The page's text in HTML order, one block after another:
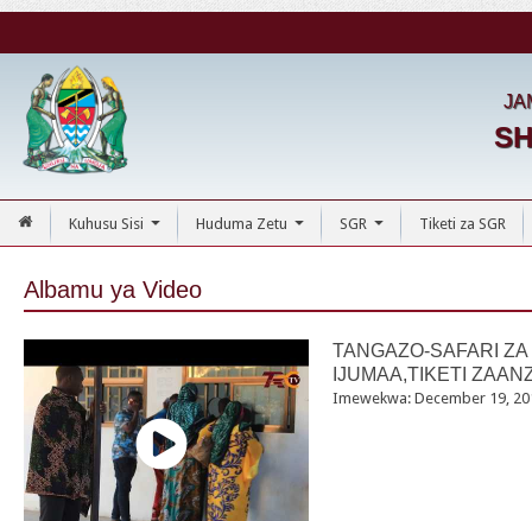
Kuhusu Sisi
Huduma Zetu
SGR
Tiketi za SGR
Albamu ya Video
TANGAZO-SAFARI
IJUMAA,TIKETI
Imewekwa: December 19,